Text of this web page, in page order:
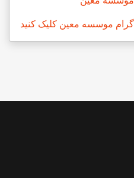
موسسه معین کلیک کنید